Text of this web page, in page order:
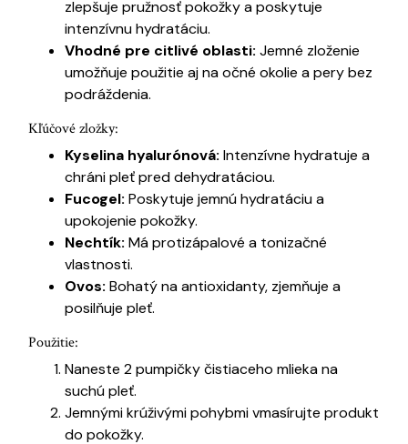
zlepšuje pružnosť pokožky a poskytuje
intenzívnu hydratáciu.
Vhodné pre citlivé oblasti: Jemné zloženie
umožňuje použitie aj na očné okolie a pery bez
podráždenia.
Kľúčové zložky:
Kyselina hyalurónová: Intenzívne hydratuje a
chráni pleť pred dehydratáciou.
Fucogel: Poskytuje jemnú hydratáciu a
upokojenie pokožky.
Nechtík: Má protizápalové a tonizačné
vlastnosti.
Ovos: Bohatý na antioxidanty, zjemňuje a
posilňuje pleť.
Použitie:
Naneste 2 pumpičky čistiaceho mlieka na
suchú pleť.
Jemnými krúživými pohybmi vmasírujte produkt
do pokožky.